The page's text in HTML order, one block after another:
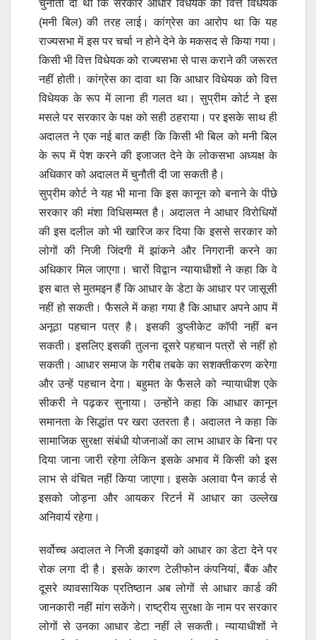
चुनौती दी थी कि सरकार आधार विधेयक को वित्त विधेयक
(मनी बिल) की तरह लाई। कांग्रेस का आरोप था कि यह
राज्यसभा में इस पर चर्चा न होने देने के मकसद से किया गया।
किसी भी वित्त विधेयक को राज्यसभा से पास कराने की जरूरत
नहीं होती। कांग्रेस का दावा था कि आधार विधेयक को वित्त
विधेयक के रूप में लाना ही गलत था। सुप्रीम कोर्ट ने इस
मसले पर सरकार के पक्ष को सही ठहराया। पर इसके साथ ही
अदालत ने एक नई बात कही कि किसी भी बिल को मनी बिल
के रूप में पेश करने की इजाजत देने के लोकसभा अध्यक्ष के
अधिकार को अदालत में चुनौती दी जा सकती है।
सुप्रीम कोर्ट ने यह भी माना कि इस कानून को बनाने के पीछे
सरकार की मंशा विधिसम्मत है। अदालत ने आधार विरोधियों
की इस दलील को भी खारिज कर दिया कि इससे सरकार को
लोगों की निजी जिंदगी में झांकने और निगरानी करने का
अधिकार मिल जाएगा। चारों विद्वान न्यायाधीशों ने कहा कि वे
इस बात से मुतमइन हैं कि आधार के डेटा के आधार पर जासूसी
नहीं हो सकती। फैसले में कहा गया है कि आधार अपने आप में
अनूठा पहचान पत्र है। इसकी डुप्लीकेट कॉपी नहीं बन
सकती। इसलिए इसकी तुलना दूसरे पहचान पत्रों से नहीं हो
सकती। आधार समाज के गरीब तबके का सशक्तीकरण करेगा
और उन्हें पहचान देगा। बहुमत के फैसले को न्यायाधीश एके
सीकरी ने पढ़कर सुनाया। उन्होंने कहा कि आधार कानून
समानता के सिद्धांत पर खरा उतरता है। अदालत ने कहा कि
सामाजिक सुरक्षा संबंधी योजनाओं का लाभ आधार के बिना पर
दिया जाना जारी रहेगा लेकिन इसके अभाव में किसी को इस
लाभ से वंचित नहीं किया जाएगा। इसके अलावा पैन कार्ड से
इसको जोड़ना और आयकर रिटर्न में आधार का उल्लेख
अनिवार्य रहेगा।
सर्वोच्च अदालत ने निजी इकाइयों को आधार का डेटा देने पर
रोक लगा दी है। इसके कारण टेलीफोन कंपनियां, बैंक और
दूसरे व्यावसायिक प्रतिष्ठान अब लोगों से आधार कार्ड की
जानकारी नहीं मांग सकेंगे। राष्ट्रीय सुरक्षा के नाम पर सरकार
लोगों से उनका आधार डेटा नहीं ले सकती। न्यायाधीशों ने